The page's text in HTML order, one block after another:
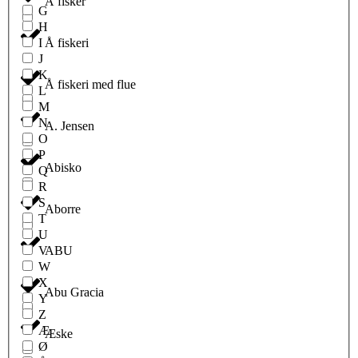
Å fiskeri
Å fiskeri med flue
A. Jensen
Abisko
Aborre
ABU
Abu Gracia
Æske
G
H
I
J
K
L
M
N
O
P
Q
R
S
T
U
V
W
X
Y
Z
Æ
Ø